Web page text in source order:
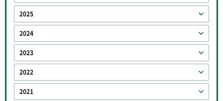
2025
2024
2023
2022
2021